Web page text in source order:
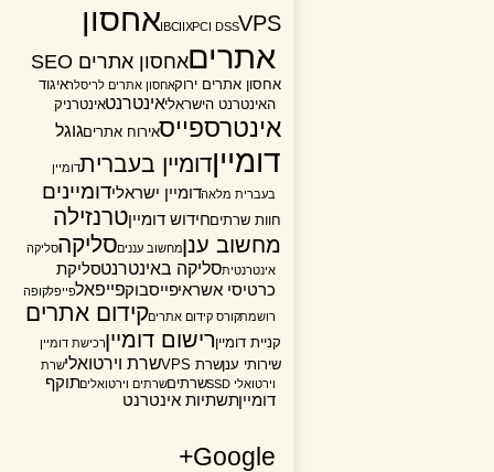
IBCIIXPCI DSSVPS
אחסון
אתריםאחסון אתרים SEO
אחסון אתרים ירוק אחסון אתרים לריסלראיגוד
האינטרנט הישראליאינטרנטאינטרניק
אינטרספייס אירוח אתריםגוגל
דומייןדומיין בעבריתדומיין
בעברית מלאהדומיין ישראלידומיינים
חוות שרתיםחידוש דומייןטרנזילה
מחשוב ענןמחשוב ענניםסליקהסליקה
אינטרנטיתסליקה באינטרנטסליקת
כרטיסי אשראיפייסבוקפייפאלפייפלקופה
רושמתקורס קידום אתריםקידום אתרים
קניית דומייןרישום דומייןרכישת דומיין
שירותי ענןשרת VPS שרת וירטואלישרת
וירטואלי SSD
שרתיםשרתים וירטואליםתוקף
דומייןתשתיות אינטרנט
Google+